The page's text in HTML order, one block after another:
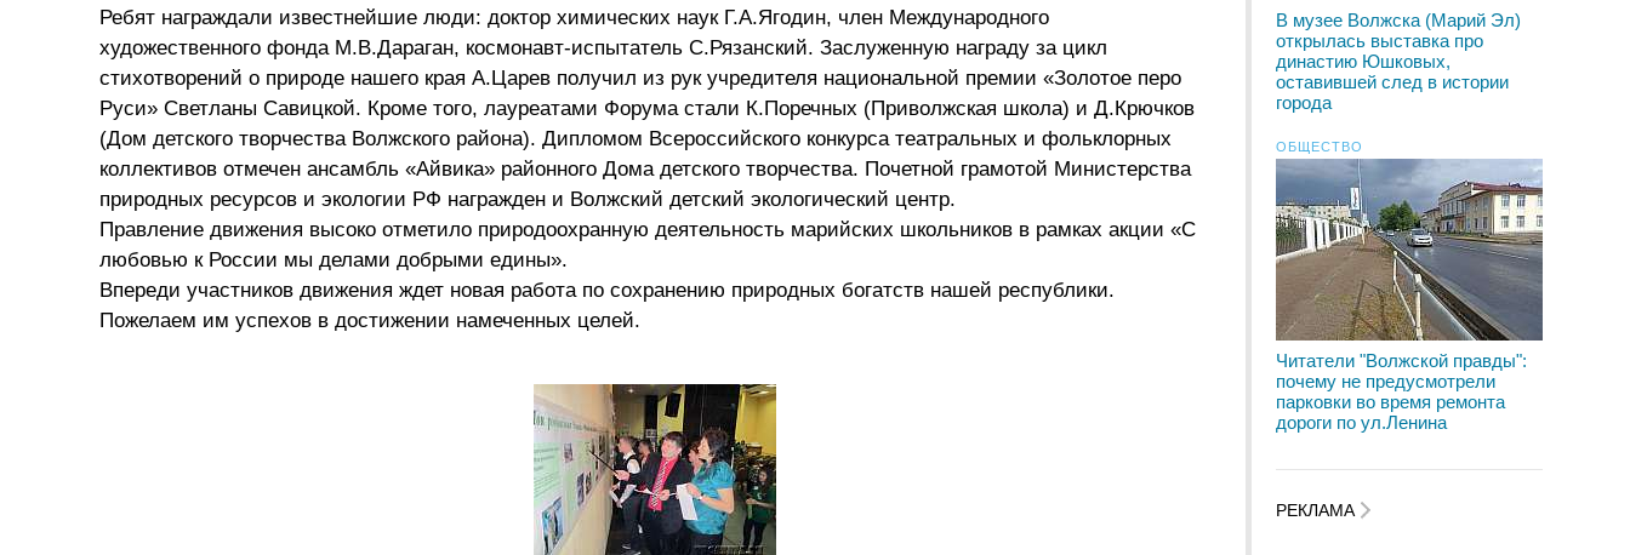
Ребят награждали известнейшие люди: доктор химических наук Г.А.Ягодин, член Международного
художественного фонда М.В.Дараган, космонавт-испытатель С.Рязанский. Заслуженную награду за цикл
стихотворений о природе нашего края А.Царев получил из рук учредителя национальной премии «Золотое перо
Руси» Светланы Савицкой. Кроме того, лауреатами Форума стали К.Поречных (Приволжская школа) и Д.Крючков
(Дом детского творчества Волжского района). Дипломом Всероссийского конкурса театральных и фольклорных
коллективов отмечен ансамбль «Айвика» районного Дома детского творчества. Почетной грамотой Министерства
природных ресурсов и экологии РФ награжден и Волжский детский экологический центр.
Правление движения высоко отметило природоохранную деятельность марийских школьников в рамках акции «С
любовью к России мы делами добрыми едины».
Впереди участников движения ждет новая работа по сохранению природных богатств нашей республики.
Пожелаем им успехов в достижении намеченных целей.
В музее Волжска (Марий Эл)
открылась выставка про
династию Юшковых,
оставившей след в истории
города
ОБЩЕСТВО
Читатели "Волжской правды":
почему не предусмотрели
парковки во время ремонта
дороги по ул.Ленина
РЕКЛАМА